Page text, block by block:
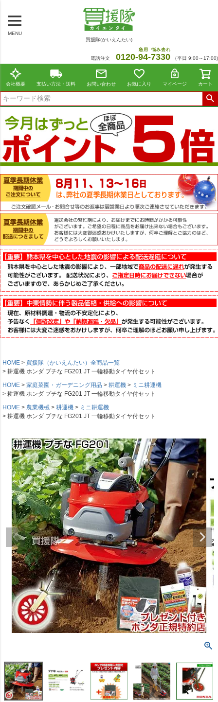
MENU
買援隊(かいえんたい)
電話注文 0120-94
急用
-7330
悩み去れ
（平日 9:00～17:00)
会社概要 支払い方法・送料 お問い合わせ お気に入り マイページ カート
HOME
買援隊（かいえんたい）全商品一覧
耕運機 ホンダ プチな FG201 JT 一輪移動タイヤ付セット
HOME
家庭菜園・ガーデニング用品 耕運機
ミニ耕運機
耕運機 ホンダ プチな FG201 JT 一輪移動タイヤ付セット
HOME
農業機械 耕運機
ミニ耕運機
耕運機 ホンダ プチな FG201 JT 一輪移動タイヤ付セット